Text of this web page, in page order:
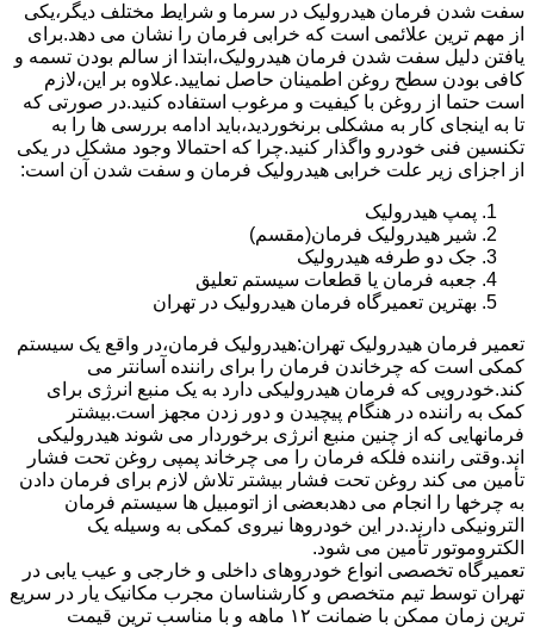
سفت شدن فرمان هیدرولیک در سرما و شرایط مختلف دیگر،یکی
از مهم ترین علائمی است که خرابی فرمان را نشان می دهد.برای
یافتن دلیل سفت شدن فرمان هیدرولیک،ابتدا از سالم بودن تسمه و
کافی بودن سطح روغن اطمینان حاصل نمایید.علاوه بر این،لازم
است حتما از روغن با کیفیت و مرغوب استفاده کنید.در صورتی که
تا به اینجای کار به مشکلی برنخوردید،باید ادامه بررسی ها را به
تکنسین فنی خودرو واگذار کنید.چرا که احتمالا وجود مشکل در یکی
از اجزای زیر علت خرابی هیدرولیک فرمان و سفت شدن آن است:
پمپ هیدرولیک
شیر هیدرولیک فرمان(مقسم)
جک دو طرفه هیدرولیک
جعبه فرمان یا قطعات سیستم تعلیق
بهترین تعمیرگاه فرمان هیدرولیک در تهران
تعمیر فرمان هیدرولیک تهران:هیدرولیک فرمان،در واقع یک سیستم
کمکی است که چرخاندن فرمان را برای راننده آسانتر می
کند.خودرویی که فرمان هیدرولیکی دارد به یک منبع انرژی برای
کمک به راننده در هنگام پیچیدن و دور زدن مجهز است.بیشتر
فرمانهایی که از چنین منبع انرژی برخوردار می شوند هیدرولیکی
اند.وقتی راننده فلکه فرمان را می چرخاند پمپی روغن تحت فشار
تأمین می کند روغن تحت فشار بیشتر تلاش لازم برای فرمان دادن
به چرخها را انجام می دهدبعضی از اتومبیل ها سیستم فرمان
الترونیکی دارند.در این خودروها نیروی کمکی به وسیله یک
الکتروموتور تأمین می شود.
تعمیرگاه تخصصی انواع خودروهای داخلی و خارجی و عیب یابی در
تهران توسط تیم متخصص و کارشناسان مجرب مکانیک یار در سریع
ترین زمان ممکن با ضمانت ۱۲ ماهه و با مناسب ترین قیمت